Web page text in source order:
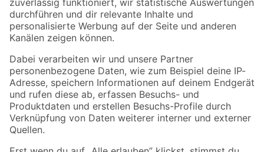
Zur Newsletter Anmeldung
Folge uns
Zahlungsarten Versandarten
Sicher einkaufen